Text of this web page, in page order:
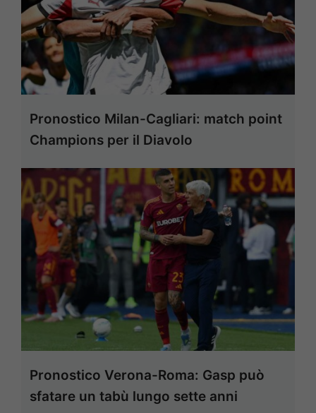
Pronostico Milan-Cagliari: match point
Champions per il Diavolo
Pronostico Verona-Roma: Gasp può
sfatare un tabù lungo sette anni